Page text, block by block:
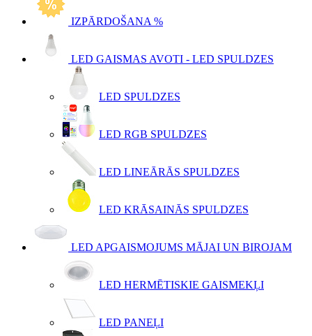
IZPĀRDOŠANA %
LED GAISMAS AVOTI - LED SPULDZES
LED SPULDZES
LED RGB SPULDZES
LED LINEĀRĀS SPULDZES
LED KRĀSAINĀS SPULDZES
LED APGAISMOJUMS MĀJAI UN BIROJAM
LED HERMĒTISKIE GAISMEKĻI
LED PANEĻI